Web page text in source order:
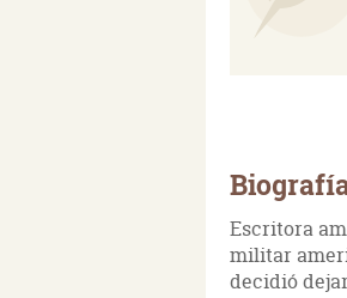
Escritora
militar
decidió